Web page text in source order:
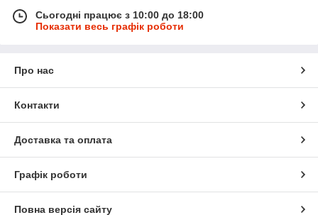
Сьогодні працює з 10:00 до 18:00
Показати весь графік роботи
Про нас
Контакти
Доставка та оплата
Графік роботи
Повна версія сайту